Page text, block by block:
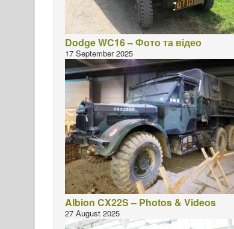
Dodge WC16 – Фото та відео
17 September 2025
Albion CX22S – Photos & Videos
27 August 2025